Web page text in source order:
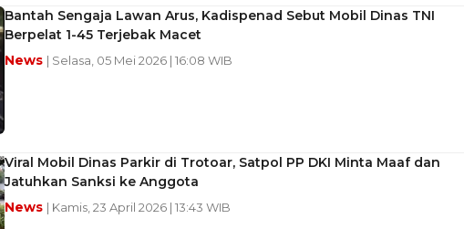
Bantah Sengaja Lawan Arus, Kadispenad Sebut Mobil Dinas TNI
Berpelat 1-45 Terjebak Macet
News | Selasa, 05 Mei 2026 | 16:08 WIB
Viral Mobil Dinas Parkir di Trotoar, Satpol PP DKI Minta Maaf dan
Jatuhkan Sanksi ke Anggota
News | Kamis, 23 April 2026 | 13:43 WIB